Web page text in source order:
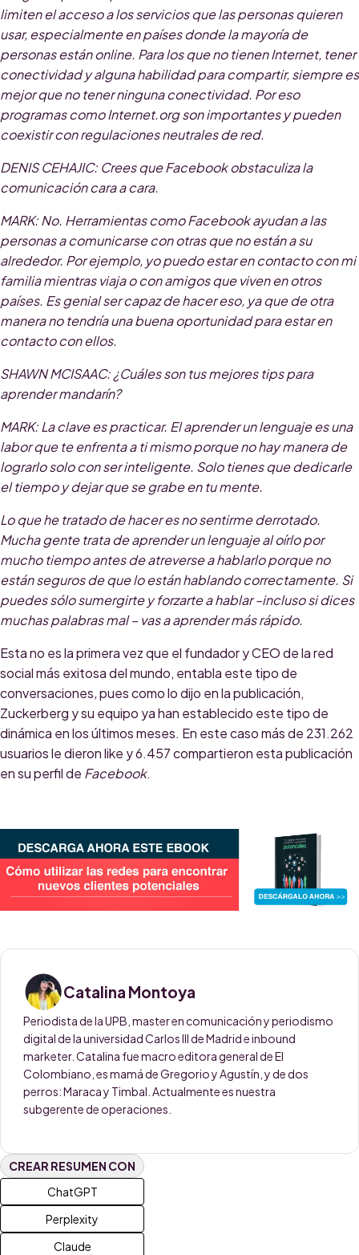
limiten el acceso a los servicios que las personas quieren
usar, especialmente en países donde la mayoría de
personas están online. Para los que no tienen Internet, tener
conectividad y alguna habilidad para compartir, siempre es
mejor que no tener ninguna conectividad. Por eso
programas como Internet.org son importantes y pueden
coexistir con regulaciones neutrales de red.
DENIS CEHAJIC: Crees que Facebook obstaculiza la
comunicación cara a cara.
MARK: No. Herramientas como Facebook ayudan a las
personas a comunicarse con otras que no están a su
alrededor. Por ejemplo, yo puedo estar en contacto con mi
familia mientras viaja o con amigos que viven en otros
países. Es genial ser capaz de hacer eso, ya que de otra
manera no tendría una buena oportunidad para estar en
contacto con ellos.
SHAWN MCISAAC: ¿Cuáles son tus mejores tips para
aprender mandarín?
MARK: La clave es practicar. El aprender un lenguaje es una
labor que te enfrenta a ti mismo porque no hay manera de
lograrlo solo con ser inteligente. Solo tienes que dedicarle
el tiempo y dejar que se grabe en tu mente.
Lo que he tratado de hacer es no sentirme derrotado.
Mucha gente trata de aprender un lenguaje al oírlo por
mucho tiempo antes de atreverse a hablarlo porque no
están seguros de que lo están hablando correctamente. Si
puedes sólo sumergirte y forzarte a hablar –incluso si dices
muchas palabras mal – vas a aprender más rápido.
Esta no es la primera vez que el fundador y CEO de la red
social más exitosa del mundo, entabla este tipo de
conversaciones,pues como lo dijo en la publicación,
Zuckerberg y su equipo ya han establecido este tipo de
dinámica en los últimos meses. En este caso más de 231.262
usuarios le dieron like y 6.457 compartieron esta publicación
en su perfil de Facebook.
Catalina Montoya
Periodista de la UPB, master en comunicación y periodismo
digital de la universidad Carlos III de Madrid e inbound
marketer. Catalina fue macro editora general de El
Colombiano, es mamá de Gregorio y Agustín, y de dos
perros: Maraca y Timbal. Actualmente es nuestra
subgerente de operaciones.
CREAR RESUMEN CON
ChatGPT
Perplexity
Claude